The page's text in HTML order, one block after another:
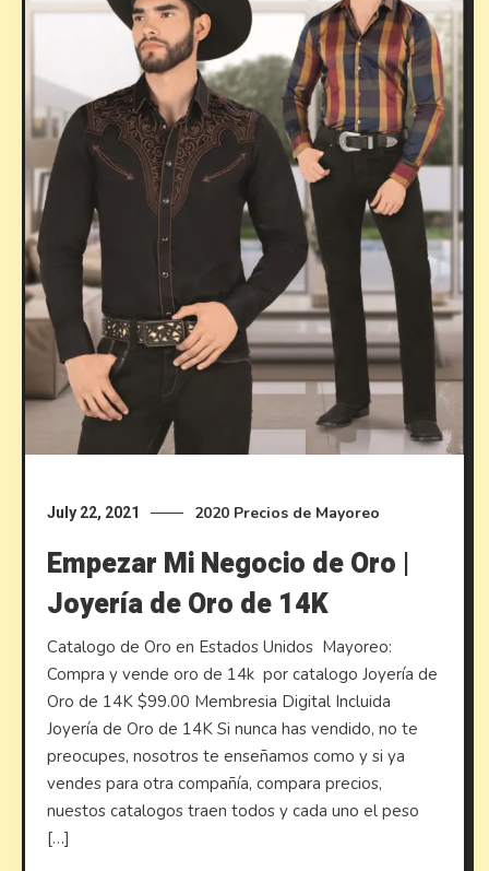
July 22, 2021 2020 Precios de Mayoreo
Empezar Mi Negocio de Oro |
Joyería de Oro de 14K
Catalogo de Oro en Estados Unidos ​Mayoreo:
Compra y vende oro de 14k por catalogo Joyería de
Oro de 14K $99.00 Membresia Digital Incluida
Joyería de Oro de 14K Si nunca has vendido, no te
preocupes, nosotros te enseñamos como y si ya
vendes para otra compañía, compara precios,
nuestos catalogos traen todos y cada uno el peso
[…]